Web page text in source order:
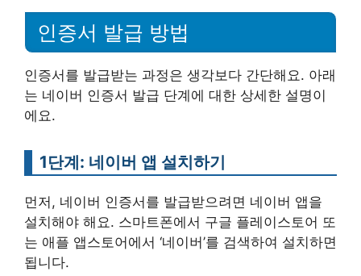
인증서 발급 방법
인증서를 발급받는 과정은 생각보다 간단해요. 아래
는 네이버 인증서 발급 단계에 대한 상세한 설명이
에요.
1단계: 네이버 앱 설치하기
먼저, 네이버 인증서를 발급받으려면 네이버 앱을
설치해야 해요. 스마트폰에서 구글 플레이스토어 또
는 애플 앱스토어에서 ‘네이버’를 검색하여 설치하면
됩니다.